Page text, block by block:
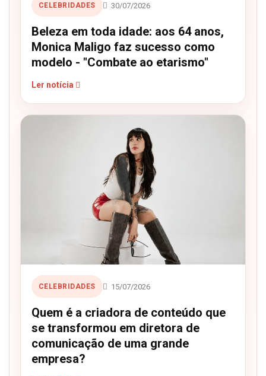
CELEBRIDADES 30/07/2026
Beleza em toda idade: aos 64 anos,
Monica Maligo faz sucesso como
modelo - "Combate ao etarismo"
Ler notícia
CELEBRIDADES 15/07/2026
Quem é a criadora de conteúdo que
se transformou em diretora de
comunicação de uma grande
empresa?